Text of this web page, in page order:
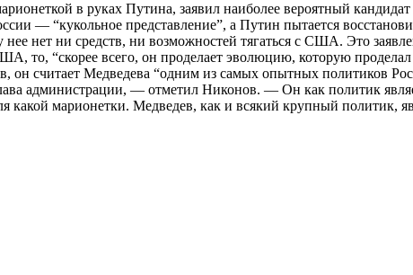
в руках Путина, заявил наиболее вероятный
— “кукольное представление”, а Путин пытается
нет ни средств, ни возможностей тягаться с США. Это
то, “скорее всего, он проделает эволюцию, которую
он считает Медведева “одним из самых опытных политиков
администрации, — отметил Никонов. — Он как политик
марионетки. Медведев, как и всякий крупный политик,